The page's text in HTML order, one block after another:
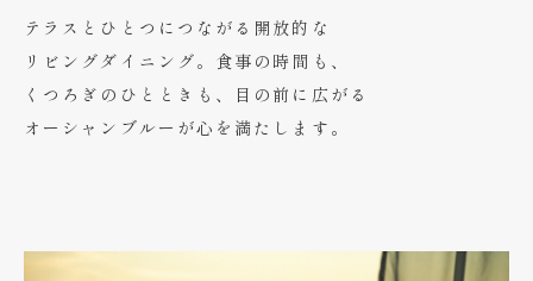
テラスとひとつにつながる開放的な
リビングダイニング。食事の時間も、
くつろぎのひとときも、目の前に広がる
オーシャンブルーが心を満たします。